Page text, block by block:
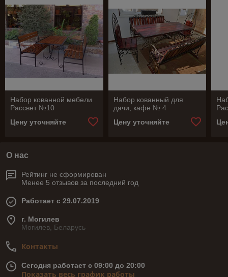
Набор кованной мебели
Рассвет №10
Цену уточняйте
Набор кованный для
дачи, кафе № 4
Цену уточняйте
О нас
Рейтинг не сформирован
Менее 5 отзывов за последний год
Работает с 29.07.2019
г. Могилев
Могилев, Беларусь
Контакты
Сегодня работает с 09:00 до 20:00
Показать весь график работы